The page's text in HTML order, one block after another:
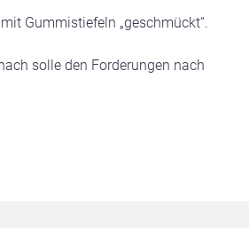
Gummistiefeln „geschmückt“.
solle den Forderungen nach